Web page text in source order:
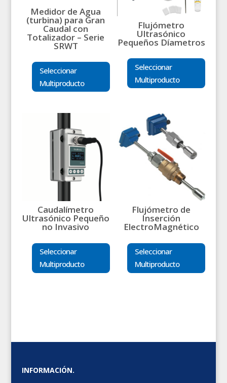
Medidor de Agua
(turbina) para Gran
Caudal con
Totalizador – Serie
SRWT
Seleccionar
Multiproducto
Flujómetro
Ultrasónico
Pequeños Díametros
Seleccionar
Multiproducto
Caudalímetro
Ultrasónico Pequeño
no Invasivo
Seleccionar
Multiproducto
Flujómetro de
Inserción
ElectroMagnético
Seleccionar
Multiproducto
INFORMACIÓN.